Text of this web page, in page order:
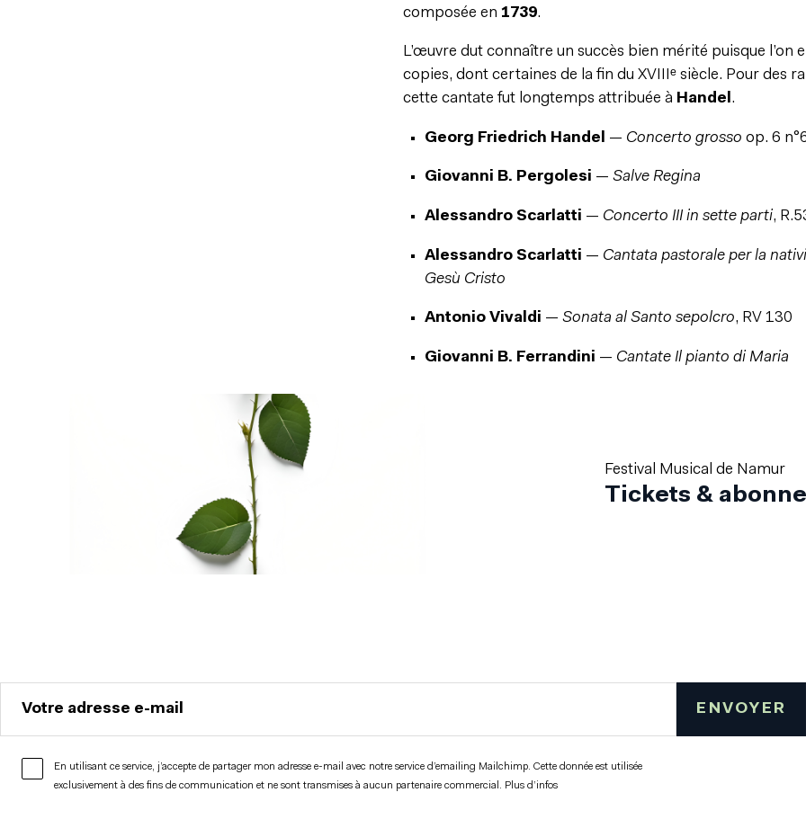
composée en 1739.
L’œuvre dut connaître un succès bien mérité puisque l’on
copies, dont certaines de la fin du XVIIIᵉ siècle. Pour des
cette cantate fut longtemps attribuée à Handel .
Georg Friedrich Handel — Concerto grosso op. 6
Giovanni B. Pergolesi — Salve Regina
Alessandro Scarlatti — Concerto III in sette parti,
Alessandro Scarlatti — Cantata pastorale per la
Gesù Cristo
Antonio Vivaldi — Sonata al Santo sepolcro, RV 130
Giovanni B. Ferrandini — Cantate Il pianto di Maria
Festival Musical de Namur
Tickets &
Votre adresse e-mail
En utilisant ce service, j’accepte de partager mon adresse e-mail avec notre service d’emailing Mailchimp. Cette donnée est utilisée
exclusivement à des fins de communication et ne sont transmises à aucun partenaire commercial. Plus d’infos
ENVOYER